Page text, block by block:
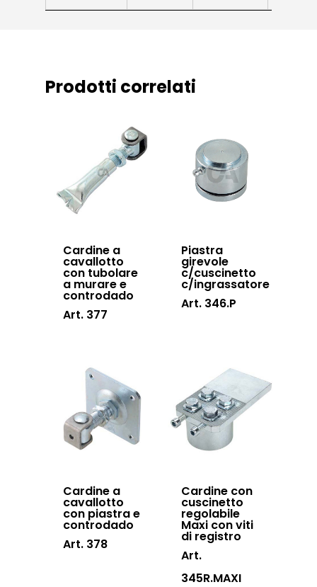
Prodotti correlati
Cardine a
cavallotto
con tubolare
a murare e
controdado
Art. 377
Piastra
girevole
c/cuscinetto
c/ingrassatore
Art. 346.P
Cardine a
cavallotto
con piastra e
controdado
Art. 378
Cardine con
cuscinetto
regolabile
Maxi con viti
di registro
Art.
345R.MAXI
sospesi
Swing gates
accessories
Hardware
Inox
News ed eventi
Lavora con noi